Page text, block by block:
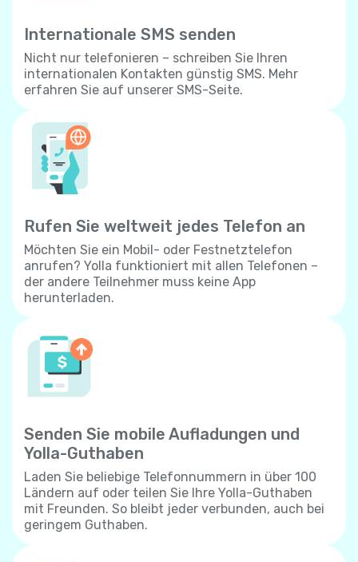
Internationale SMS senden
Nicht nur telefonieren – schreiben Sie Ihren
internationalen Kontakten günstig SMS. Mehr
erfahren Sie auf unserer SMS-Seite.
Rufen Sie weltweit jedes Telefon an
Möchten Sie ein Mobil- oder Festnetztelefon
anrufen? Yolla funktioniert mit allen Telefonen –
der andere Teilnehmer muss keine App
herunterladen.
Senden Sie mobile Aufladungen und
Yolla-Guthaben
Laden Sie beliebige Telefonnummern in über 100
Ländern auf oder teilen Sie Ihre Yolla-Guthaben
mit Freunden. So bleibt jeder verbunden, auch bei
geringem Guthaben.